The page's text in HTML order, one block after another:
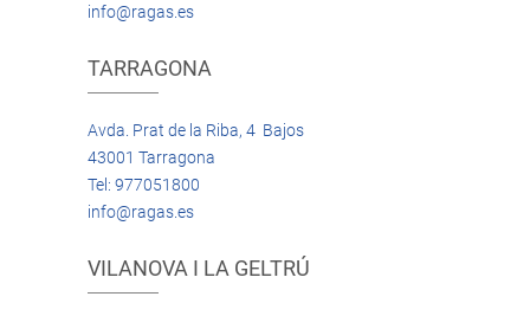
info@ragas.es
TARRAGONA
Avda. Prat de la Riba, 4 Bajos
43001 Tarragona
Tel: 977051800
info@ragas.es
VILANOVA I LA GELTRÚ